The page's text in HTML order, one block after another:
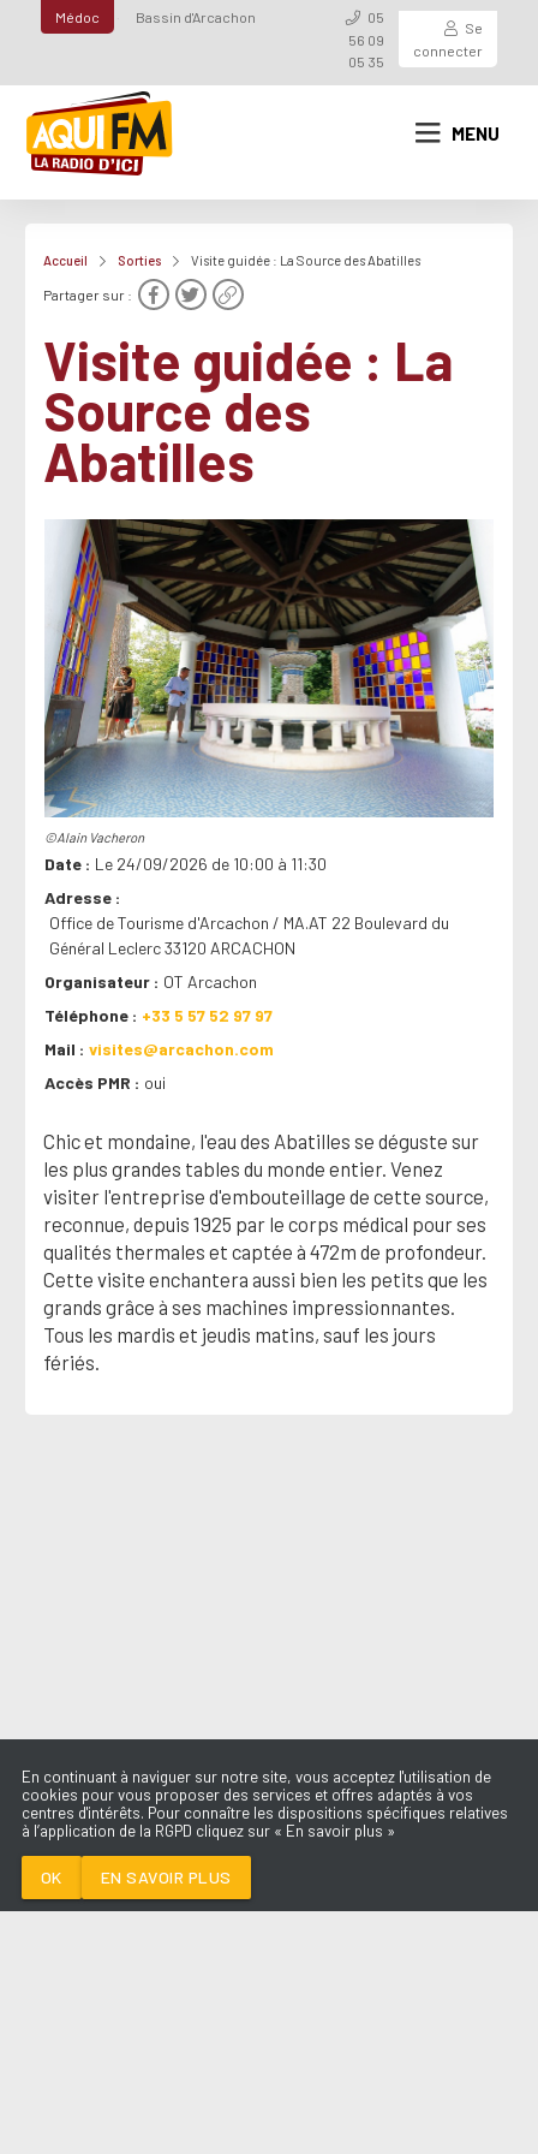
Médoc Bassin d'Arcachon
05
56 09
05 35
Se
connecter
MENU
Accueil Sorties Visite guidée : La Source des Abatilles
Partager sur :
Visite guidée : La
Source des
Abatilles
©Alain Vacheron
Date
Le 24/09/2026 de 10:00 à 11:30
Adresse
Office de Tourisme d'Arcachon / MA.AT 22 Boulevard du
Général Leclerc 33120 ARCACHON
Organisateur
OT Arcachon
Téléphone
+33 5 57 52 97 97
Mail
visites@arcachon.com
Accès PMR
oui
Chic et mondaine, l'eau des Abatilles se déguste sur
les plus grandes tables du monde entier. Venez
visiter l'entreprise d'embouteillage de cette source,
reconnue, depuis 1925 par le corps médical pour ses
qualités thermales et captée à 472m de profondeur.
Cette visite enchantera aussi bien les petits que les
grands grâce à ses machines impressionnantes.
Tous les mardis et jeudis matins, sauf les jours
fériés.
En continuant à naviguer sur notre site, vous acceptez l'utilisation de
cookies pour vous proposer des services et offres adaptés à vos
centres d'intérêts. Pour connaître les dispositions spécifiques relatives
à l’application de la RGPD cliquez sur « En savoir plus »
OK EN SAVOIR PLUS